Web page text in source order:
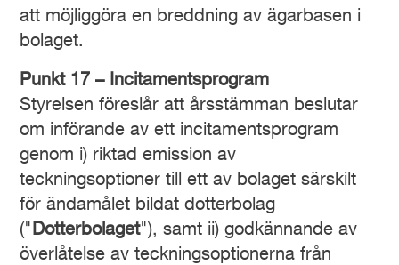
att möjliggöra en breddning av ägarbasen i
bolaget.
Punkt 17 – Incitamentsprogram
Styrelsen föreslår att årsstämman beslutar
om införande av ett incitamentsprogram
genom i) riktad emission av
teckningsoptioner till ett av bolaget särskilt
för ändamålet bildat dotterbolag
(" Dotterbolaget"), samt ii) godkännande av
överlåtelse av teckningsoptionerna från